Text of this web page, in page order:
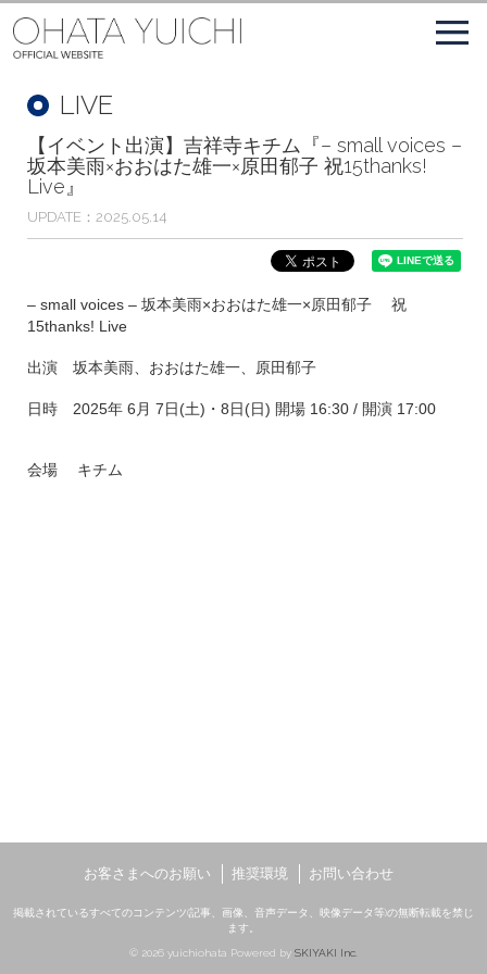
LIVE
【イベント出演】吉祥寺キチム『– small voices –
坂本美雨×おおはた雄一×原田郁子 祝15thanks!
Live』
UPDATE 2025.05.14
– small voices – 坂本美雨×おおはた雄一×原田郁子 祝
15thanks! Live
出演 坂本美雨、おおはた雄一、原田郁子
日時 2025年 6月 7日(土)・8日(日) 開場 16:30 / 開演 17:00
会場 キチム
お客さまへのお願い 推奨環境 お問い合わせ
掲載されているすべてのコンテンツ(記事、画像、音声データ、映像データ等)の無断転載を禁じ
ます。
© 2026 yuichiohata Powered by SKIYAKI Inc.